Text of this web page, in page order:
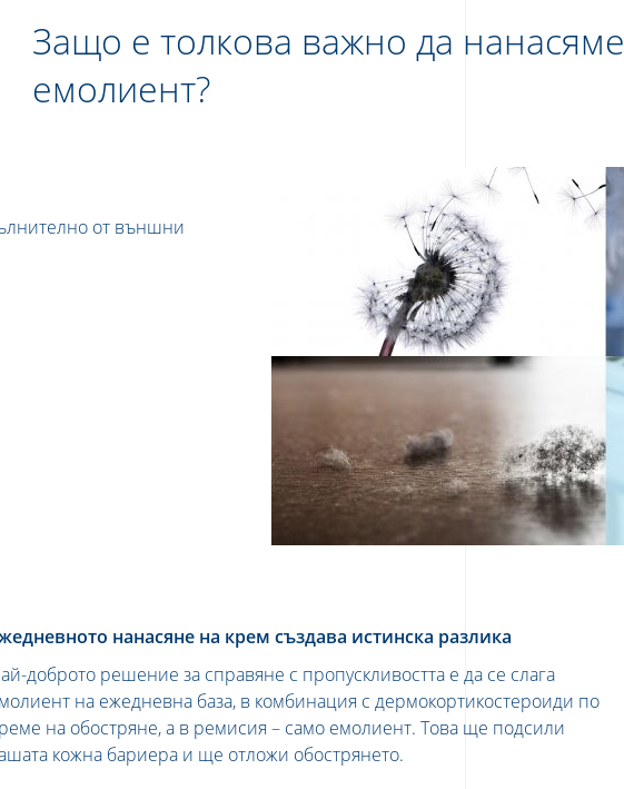
Защо е толкова важно да нанасяме
емолиент?
от външни
нанасяне на крем създава истинска разлика
доброто решение за справяне с пропускливостта е да се слага
на ежедневна база, в комбинация с дермокортикостероиди по
на обостряне, а в ремисия – само емолиент. Това ще подсили
кожна бариера и ще отложи обострянето.